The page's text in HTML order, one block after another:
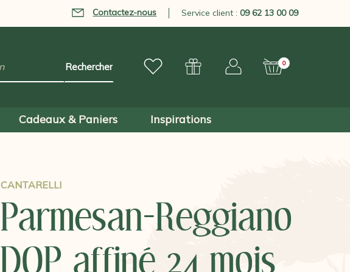
Contactez-nous Service client :09 62 13 00 09
0
Cadeaux & Paniers Inspirations
CANTARELLI
Parmesan-Reggiano
DOP affiné 24 mois